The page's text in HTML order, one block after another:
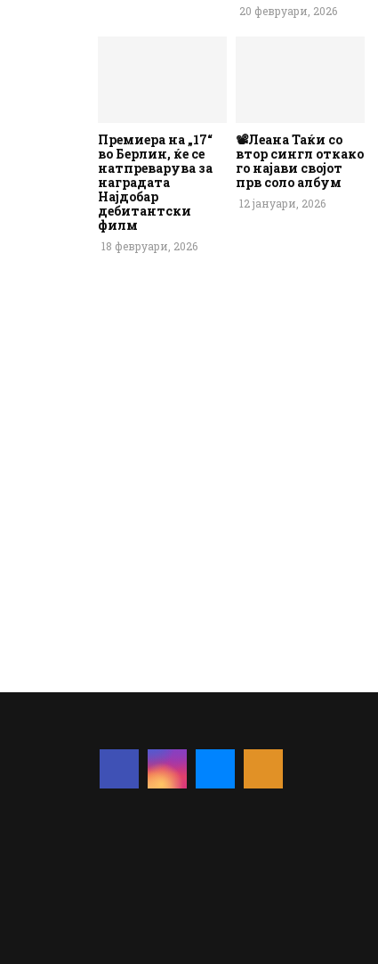
20 февруари, 2026
Премиера на „17“
во Берлин, ќе се
натпреварува за
наградата
Најдобар
дебитантски
филм
18 февруари, 2026
📽️Леана Таќи со
втор сингл откако
го најави својот
прв соло албум
12 јануари, 2026